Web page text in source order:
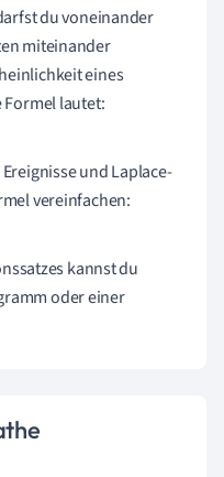
du voneinander
miteinander
eines
Formel lautet:
und Laplace-
vereinfachen:
kannst du
oder einer